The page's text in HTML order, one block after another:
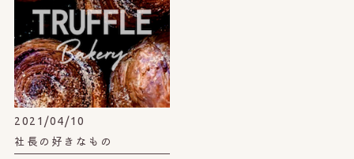
2021/04/10
社長の好きなもの